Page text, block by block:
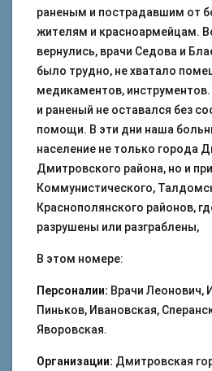
раненым и пострадавшим от
жителям и красноармейцам.
вернулись, врачи Седова и
было трудно, не хватало
медикаментов,
и раненый не оставался без
помощи. В эти дни наша
население не только города
Дмитровского района, но и
Коммунистического,
Краснополянского районов,
разрушены или разграблены,
В этом номере:
Персоналии: Врачи Леонович,
Пиньков, Ивановская,
Яворовская.
Организации: Дмитровская